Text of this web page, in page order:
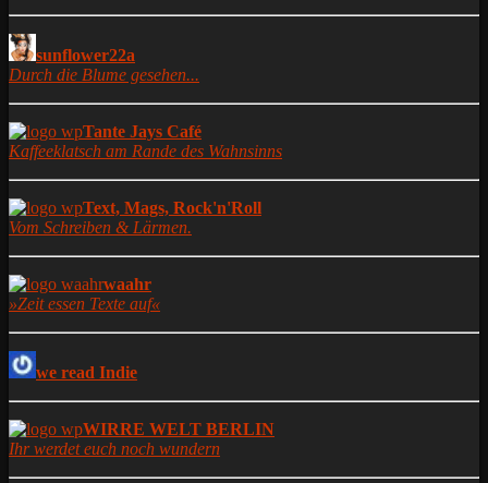
sunflower22a
Durch die Blume gesehen...
Tante Jays Café
Kaffeeklatsch am Rande des Wahnsinns
Text, Mags, Rock'n'Roll
Vom Schreiben & Lärmen.
waahr
»Zeit essen Texte auf«
we read Indie
WIRRE WELT BERLIN
Ihr werdet euch noch wundern